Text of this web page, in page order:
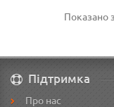
Показано
Підтримка
Про нас